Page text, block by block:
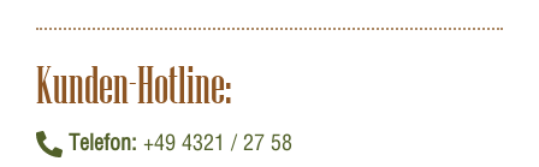
Kunden-Hotline:
Telefon: +49 4321 / 27 58